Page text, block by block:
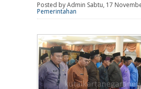
Posted by Admin Sabtu, 17
Pemerintahan